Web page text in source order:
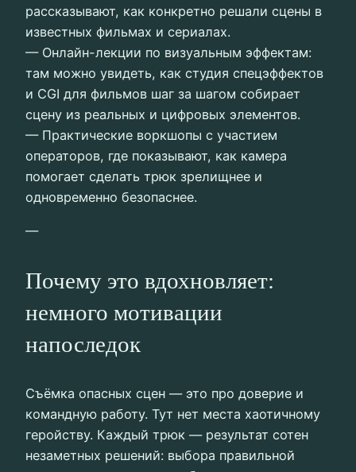
рассказывают, как конкретно решали сцены в
известных фильмах и сериалах.
— Онлайн-лекции по визуальным эффектам:
там можно увидеть, как студия спецэффектов
и CGI для фильмов шаг за шагом собирает
сцену из реальных и цифровых элементов.
— Практические воркшопы с участием
операторов, где показывают, как камера
помогает сделать трюк зрелищнее и
одновременно безопаснее.
—
Почему это вдохновляет:
немного мотивации
напоследок
Съёмка опасных сцен — это про доверие и
командную работу. Тут нет места хаотичному
геройству. Каждый трюк — результат сотен
незаметных решений: выбора правильной